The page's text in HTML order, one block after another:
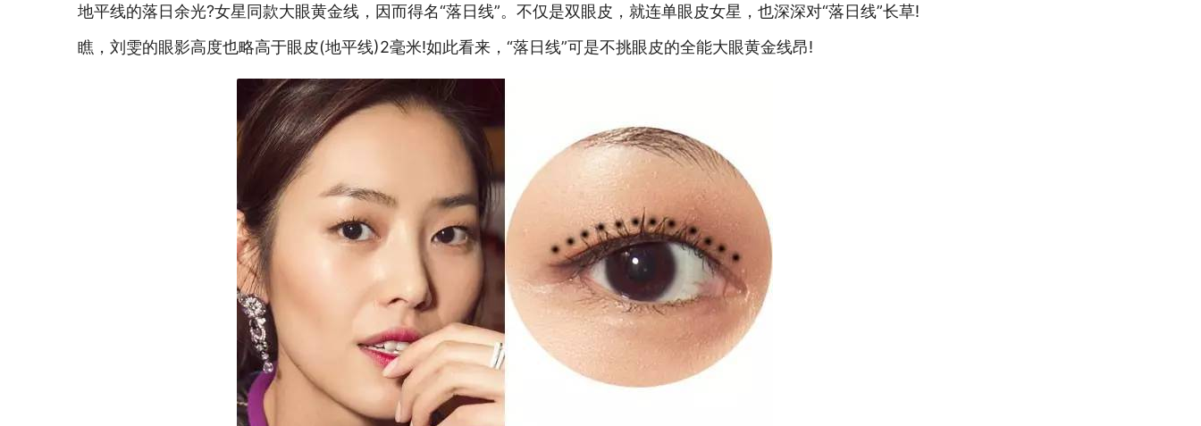
地平线的落日余光?女星同款大眼黄金线，因而得名“落日线”。不仅是双眼皮，就连单眼皮女星，也深深对“落日线”长草!
瞧，刘雯的眼影高度也略高于眼皮(地平线)2毫米!如此看来，“落日线”可是不挑眼皮的全能大眼黄金线昂!